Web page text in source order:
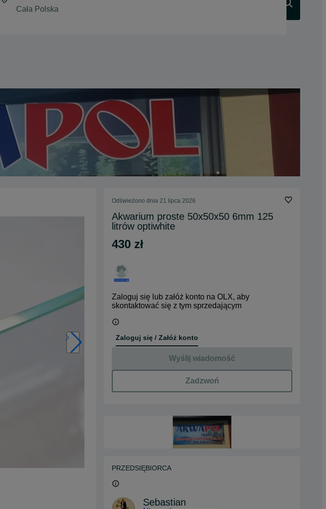
Odświeżono dnia 21 lipca 2026
Akwarium proste 50x50x50 6mm 125
litrów optiwhite
430 zł
Zaloguj się lub załóż konto na OLX, aby
skontaktować się z tym sprzedającym
Zaloguj się / Załóż konto
Wyślij wiadomość
Zadzwoń
PRZEDSIĘBIORCA
Sebastian